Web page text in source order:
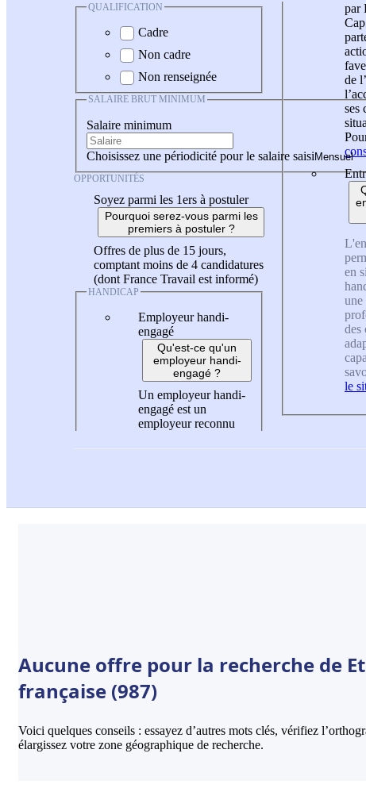
QUALIFICATION
Cadre
Non cadre
Non renseignée
SALAIRE BRUT MINIMUM
Salaire minimum
Choisissez une périodicité pour le salaire saisi
OPPORTUNITÉS
Soyez parmi les 1ers à postuler
Pourquoi serez-vous parmi les
premiers à postuler ?
Offres de plus de 15 jours,
comptant moins de 4 candidatures
(dont France Travail est informé)
HANDICAP
Employeur handi-
engagé
Qu'est-ce qu'un
employeur handi-
engagé ?
Un employeur handi-
engagé est un
employeur reconnu
par
de
ses
en
une
des
le
Aucune offre pour la recherche de
française (987)
Voici quelques conseils : essayez d’autres mots clés, vérifiez
élargissez votre zone géographique de recherche.